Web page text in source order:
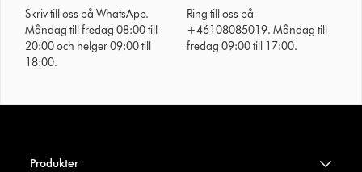
Skriv till oss på WhatsApp.
Måndag till fredag 08:00 till
20:00 och helger 09:00 till
18:00.
Ring till oss på
+46108085019. Måndag till
fredag 09:00 till 17:00.
Produkter